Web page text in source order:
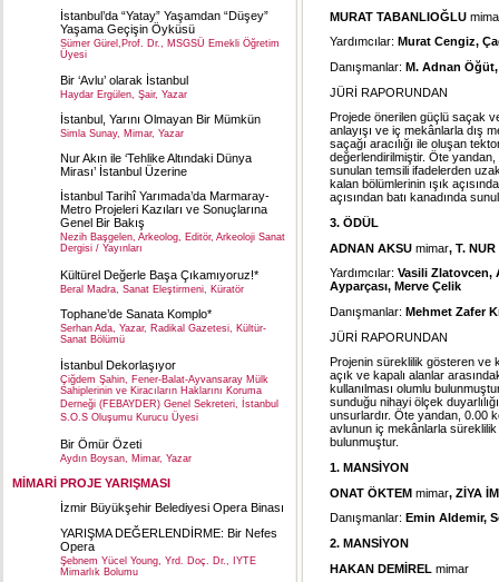
İstanbul’da “Yatay” Yaşamdan “Düşey”
Yaşama Geçişin Öyküsü
Sümer Gürel,Prof. Dr., MSGSÜ Emekli Öğretim
Üyesi
Bir ‘Avlu’ olarak İstanbul
Haydar Ergülen, Şair, Yazar
İstanbul, Yarını Olmayan Bir Mümkün
Simla Sunay, Mimar, Yazar
Nur Akın ile ‘Tehlike Altındaki Dünya
Mirası’ İstanbul Üzerine
İstanbul Tarihî Yarımada’da Marmaray-
Metro Projeleri Kazıları ve Sonuçlarına
Genel Bir Bakış
Nezih Başgelen, Arkeolog, Editör, Arkeoloji Sanat
Dergisi / Yayınları
Kültürel Değerle Başa Çıkamıyoruz!*
Beral Madra, Sanat Eleştirmeni, Küratör
Tophane’de Sanata Komplo*
Serhan Ada, Yazar, Radikal Gazetesi, Kültür-
Sanat Bölümü
İstanbul Dekorlaşıyor
Çiğdem Şahin, Fener-Balat-Ayvansaray Mülk
Sahiplerinin ve Kiracıların Haklarını Koruma
Derneği (FEBAYDER) Genel Sekreteri, İstanbul
S.O.S Oluşumu Kurucu Üyesi
Bir Ömür Özeti
Aydın Boysan, Mimar, Yazar
MİMARİ PROJE YARIŞMASI
İzmir Büyükşehir Belediyesi Opera Binası
YARIŞMA DEĞERLENDİRME: Bir Nefes
Opera
Şebnem Yücel Young, Yrd. Doç. Dr., IYTE
Mimarlık Bolumu
MURAT TABANLIOĞLU
Yardımcılar: Murat Cengiz,
Danışmanlar: M. Adnan
JÜRİ RAPORUNDAN
Projede önerilen güçlü saçak
anlayışı ve iç mekânlarla dış
saçağı aracılığı ile oluşan
değerlendirilmiştir. Öte
sunulan temsili ifadelerden
kalan bölümlerinin ışık
açısından batı kanadında
3. ÖDÜL
ADNAN AKSU mimar, T.
Yardımcılar: Vasili Zlatovcen,
Ayparçası, Merve Çelik
Danışmanlar: Mehmet Zafer
JÜRİ RAPORUNDAN
Projenin süreklilik gösteren ve
açık ve kapalı alanlar
kullanılması olumlu
sunduğu nihayi ölçek
unsurlardır. Öte yandan, 0.00
avlunun iç mekânlarla
bulunmuştur.
1. MANSİYON
ONAT ÖKTEM mimar, ZİYA
Danışmanlar: Emin Aldemir,
2. MANSİYON
HAKAN DEMİREL mimar